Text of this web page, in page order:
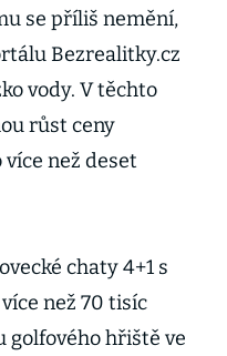
bydlení
se příliš nemění,
Bezrealitky.cz
vody. V těchto
růst ceny
než deset
chaty 4+1 s
než 70 tisíc
golfového hřiště ve